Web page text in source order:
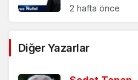
2 hafta önce
sinyalleri mi?
Diğer Yazarlar